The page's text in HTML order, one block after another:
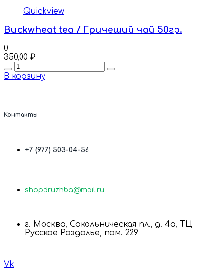
Quickview
Buckwheat tea / Гричеший чай 50гр.
0
350,00 ₽
Quantity
В корзину
Контакты
+7 (977) 503-04-56
shopdruzhba@mail.ru
г. Москва, Сокольническая пл., д. 4а, ТЦ
Русское Раздолье, пом. 229
Vk